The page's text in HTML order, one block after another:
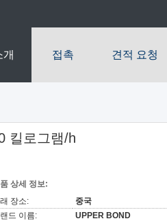
개 접촉 견적 요청
킬로그램/h
상세 정보:
장소:
중국
드 이름:
UPPER BOND